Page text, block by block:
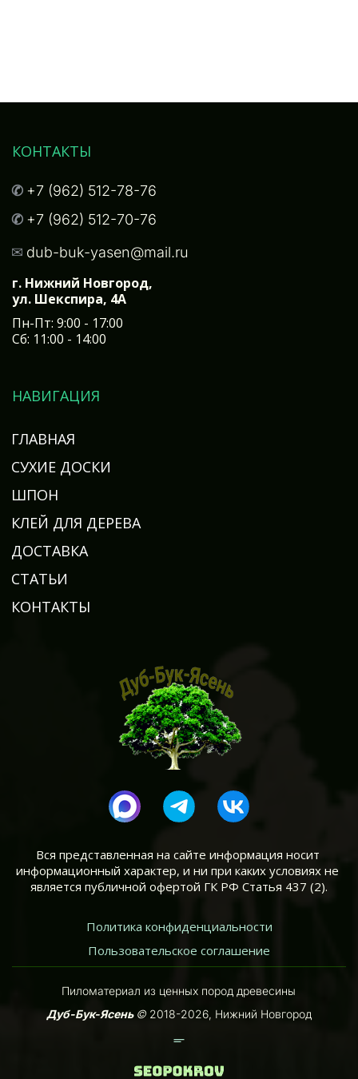
КОНТАКТЫ
✆ +7 (962) 512-78-76
✆ +7 (962) 512-70-76
✉ dub-buk-yasen@mail.ru
г. Нижний Новгород,
ул. Шекспира, 4А
Пн-Пт: 9:00 - 17:00
Сб: 11:00 - 14:00
НАВИГАЦИЯ
ГЛАВНАЯ
СУХИЕ ДОСКИ
ШПОН
КЛЕЙ ДЛЯ ДЕРЕВА
ДОСТАВКА
СТАТЬИ
КОНТАКТЫ
Вся представленная на сайте информация носит
информационный характер, и ни при каких условиях не
является публичной офертой ГК РФ Статья 437 (2).
Политика конфиденциальности
Пользовательское соглашение
Пиломатериал из ценных пород древесины
Дуб-Бук-Ясень © 2018-2026, Нижний Новгород